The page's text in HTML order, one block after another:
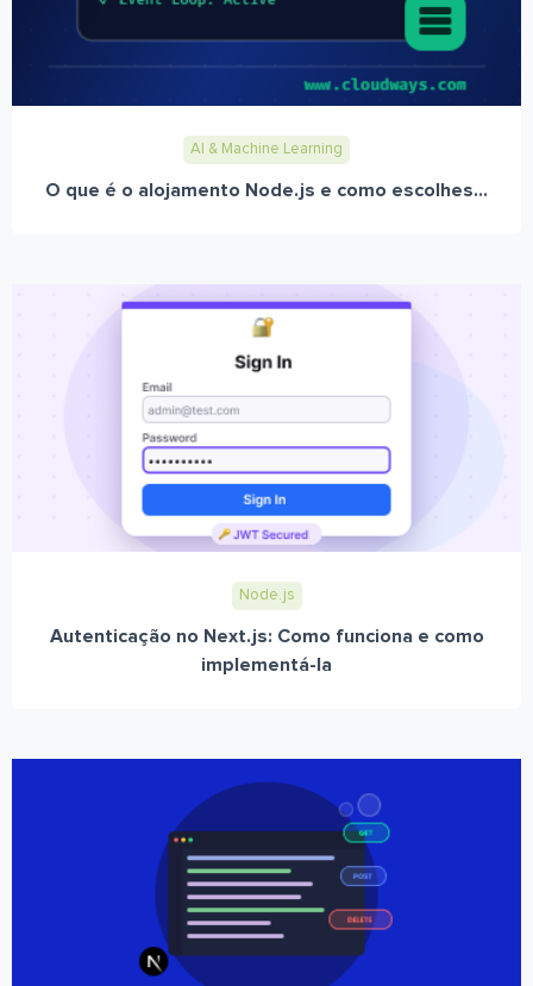
AI & Machine Learning
O que é o alojamento Node.js e como escolhes...
Node.js
Autenticação no Next.js: Como funciona e como
implementá-la